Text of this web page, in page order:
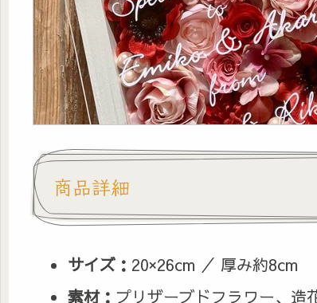
商品詳細
サイズ： 20×26cm ／ 厚み約8cm
素材： プリザーブドフラワー、造